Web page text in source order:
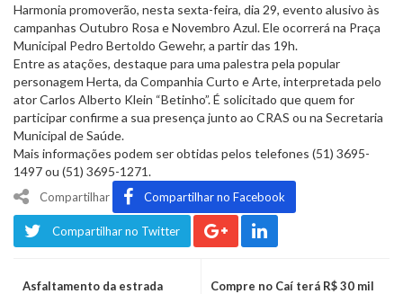
Harmonia promoverão, nesta sexta-feira, dia 29, evento alusivo às
campanhas Outubro Rosa e Novembro Azul. Ele ocorrerá na Praça
Municipal Pedro Bertoldo Gewehr, a partir das 19h.
Entre as atações, destaque para uma palestra pela popular
personagem Herta, da Companhia Curto e Arte, interpretada pelo
ator Carlos Alberto Klein “Betinho”. É solicitado que quem for
participar confirme a sua presença junto ao CRAS ou na Secretaria
Municipal de Saúde.
Mais informações podem ser obtidas pelos telefones (51) 3695-
1497 ou (51) 3695-1271.
Compartilhar Compartilhar no Facebook
Compartilhar no Twitter
Asfaltamento da estrada
Compre no Caí terá R$ 30 mil